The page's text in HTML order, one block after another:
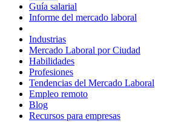
Guía salarial
Informe del mercado laboral
Industrias
Mercado Laboral por Ciudad
Habilidades
Profesiones
Tendencias del Mercado Laboral
Empleo remoto
Blog
Recursos para empresas